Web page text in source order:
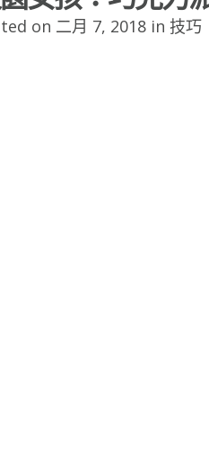
on 二月 7, 2018 in 技巧